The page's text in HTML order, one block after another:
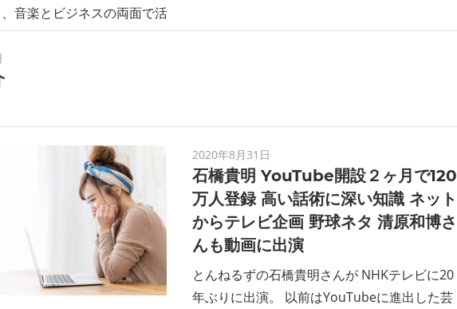
音楽とビジネスの両面で活
2020年8月31日
石橋貴明 YouTube開設２ヶ月で120
万人登録 高い話術に深い知識 ネット
からテレビ企画 野球ネタ 清原和博さ
んも動画に出演
とんねるずの石橋貴明さんが NHKテレビに20
年ぶりに出演。 以前はYouTubeに進出した芸